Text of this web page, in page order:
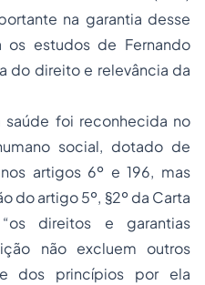
na garantia desse
os estudos de Fernando
do direito e relevância da
foi reconhecida no
social, dotado de
artigos 6º e 196, mas
do artigo 5º, §2º da Carta
direitos e garantias
não excluem outros
dos princípios por ela